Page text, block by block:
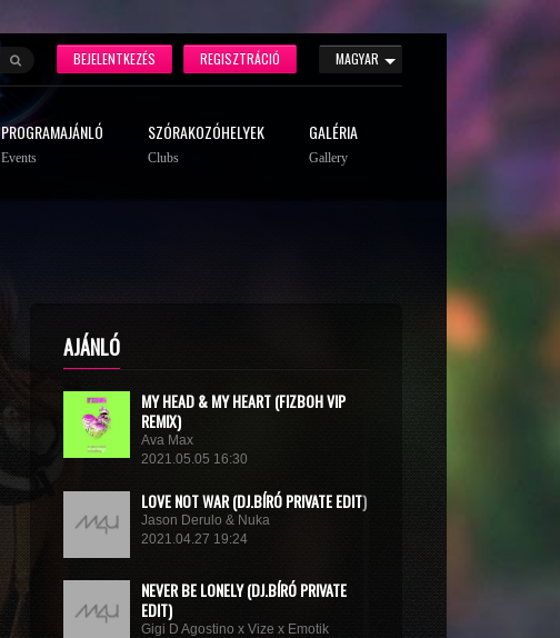
MAGYAR
REGISZTRÁCIÓ
BEJELENTKEZÉS
PROGRAMAJÁNLÓ
Events
SZÓRAKOZÓHELYEK
Clubs
GALÉRIA
Gallery
AJÁNLÓ
MY HEAD & MY HEART (FIZBOH VIP
REMIX)
Ava Max
2021.05.05 16:30
LOVE NOT WAR (DJ.BÍRÓ PRIVATE EDIT)
Jason Derulo & Nuka
2021.04.27 19:24
NEVER BE LONELY (DJ.BÍRÓ PRIVATE
EDIT)
Gigi D Agostino x Vize x Emotik